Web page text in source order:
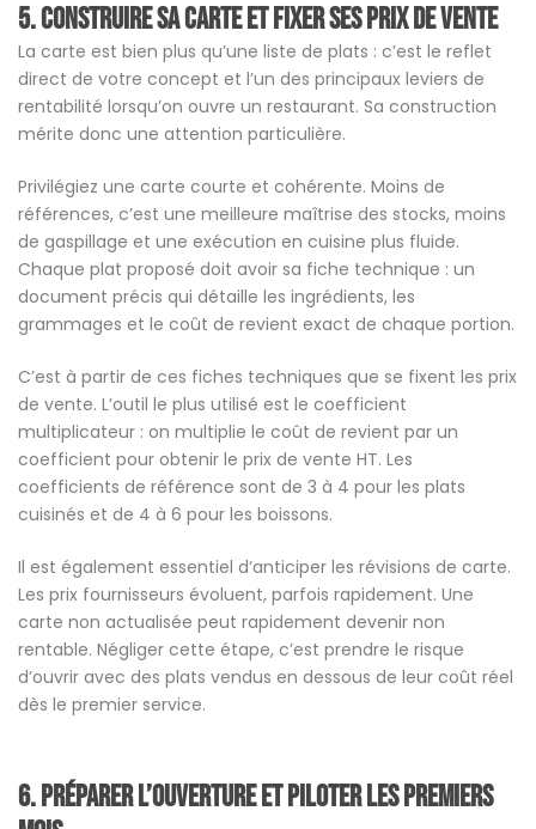
5. Construire sa carte et fixer ses prix de vente
La carte est bien plus qu’une liste de plats : c’est le reflet
direct de votre concept et l’un des principaux leviers de
rentabilité lorsqu’on ouvre un restaurant. Sa construction
mérite donc une attention particulière.
Privilégiez une carte courte et cohérente. Moins de
références, c’est une meilleure maîtrise des stocks, moins
de gaspillage et une exécution en cuisine plus fluide.
Chaque plat proposé doit avoir sa fiche technique : un
document précis qui détaille les ingrédients, les
grammages et le coût de revient exact de chaque portion.
C’est à partir de ces fiches techniques que se fixent les prix
de vente. L’outil le plus utilisé est le coefficient
multiplicateur : on multiplie le coût de revient par un
coefficient pour obtenir le prix de vente HT. Les
coefficients de référence sont de 3 à 4 pour les plats
cuisinés et de 4 à 6 pour les boissons.
Il est également essentiel d’anticiper les révisions de carte.
Les prix fournisseurs évoluent, parfois rapidement. Une
carte non actualisée peut rapidement devenir non
rentable. Négliger cette étape, c’est prendre le risque
d’ouvrir avec des plats vendus en dessous de leur coût réel
dès le premier service.
6. Préparer l’ouverture et piloter les premiers